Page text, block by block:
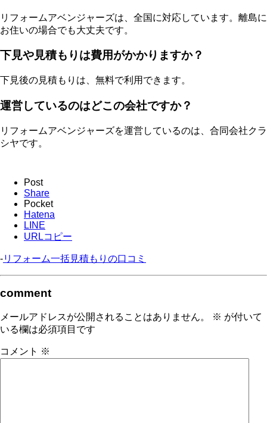
リフォームアベンジャーズは、全国に対応しています。離島に
お住いの場合でも大丈夫です。
下見や見積もりは費用がかかりますか？
下見後の見積もりは、無料で利用できます。
運営しているのはどこの会社ですか？
リフォームアベンジャーズを運営しているのは、合同会社クラ
シヤです。
Post
Share
Pocket
Hatena
LINE
URLコピー
-リフォーム一括見積もりの口コミ
comment
メールアドレスが公開されることはありません。 ※ が付いて
いる欄は必須項目です
コメント ※